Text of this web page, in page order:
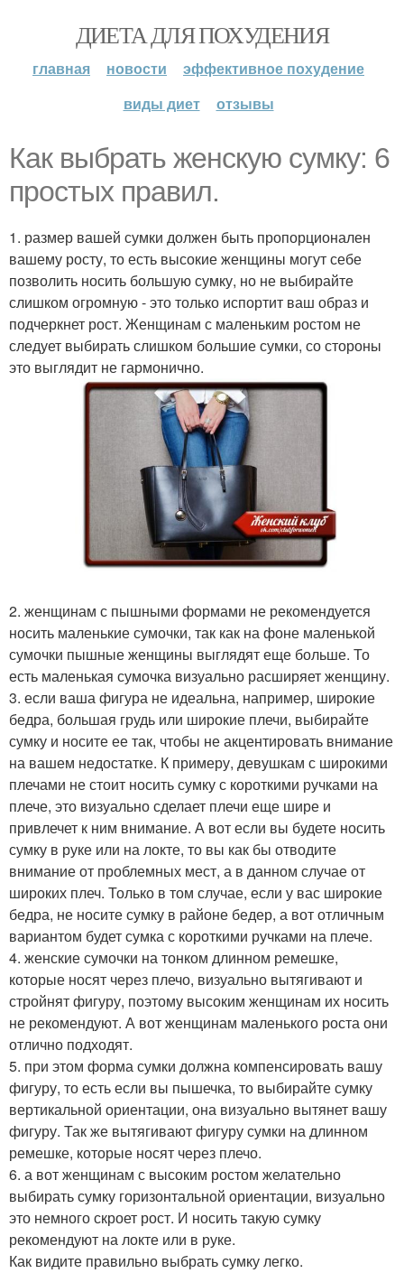
ДИЕТА ДЛЯ ПОХУДЕНИЯ
главная новости
эффективное похудение
виды диет
отзывы
Как выбрать женскую сумку: 6
простых правил.
1. размер вашей сумки должен быть пропорционален
вашему росту, то есть высокие женщины могут себе
позволить носить большую сумку, но не выбирайте
слишком огромную - это только испортит ваш образ и
подчеркнет рост. Женщинам с маленьким ростом не
следует выбирать слишком большие сумки, со стороны
это выглядит не гармонично.
2. женщинам с пышными формами не рекомендуется
носить маленькие сумочки, так как на фоне маленькой
сумочки пышные женщины выглядят еще больше. То
есть маленькая сумочка визуально расширяет женщину.
3. если ваша фигура не идеальна, например, широкие
бедра, большая грудь или широкие плечи, выбирайте
сумку и носите ее так, чтобы не акцентировать внимание
на вашем недостатке. К примеру, девушкам с широкими
плечами не стоит носить сумку с короткими ручками на
плече, это визуально сделает плечи еще шире и
привлечет к ним внимание. А вот если вы будете носить
сумку в руке или на локте, то вы как бы отводите
внимание от проблемных мест, а в данном случае от
широких плеч. Только в том случае, если у вас широкие
бедра, не носите сумку в районе бедер, а вот отличным
вариантом будет сумка с короткими ручками на плече.
4. женские сумочки на тонком длинном ремешке,
которые носят через плечо, визуально вытягивают и
стройнят фигуру, поэтому высоким женщинам их носить
не рекомендуют. А вот женщинам маленького роста они
отлично подходят.
5. при этом форма сумки должна компенсировать вашу
фигуру, то есть если вы пышечка, то выбирайте сумку
вертикальной ориентации, она визуально вытянет вашу
фигуру. Так же вытягивают фигуру сумки на длинном
ремешке, которые носят через плечо.
6. а вот женщинам с высоким ростом желательно
выбирать сумку горизонтальной ориентации, визуально
это немного скроет рост. И носить такую сумку
рекомендуют на локте или в руке.
Как видите правильно выбрать сумку легко.